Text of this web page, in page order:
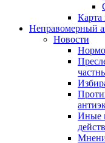
Карта
Неправомерный
Новости
Иные